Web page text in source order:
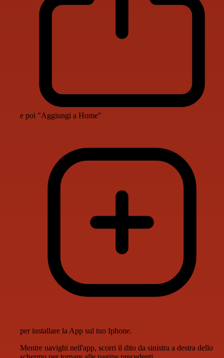
e poi "Aggiungi a Home"
per installare la App sul tuo Iphone.
Mentre navighi nell'app, scorri il dito da sinistra a destra dello